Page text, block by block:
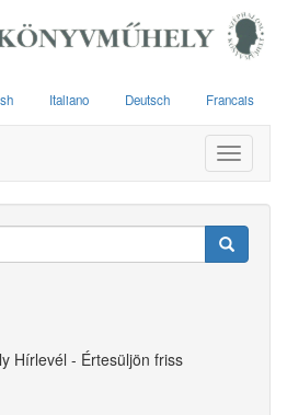
Italiano Deutsch Francais
Toggle
Hírlevél - Értesüljön friss